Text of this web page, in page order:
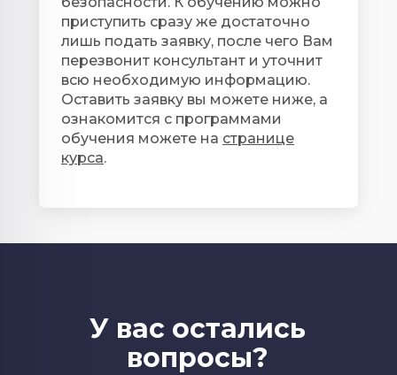
приступить сразу же достаточно
лишь подать заявку, после чего Вам
перезвонит консультант и уточнит
всю необходимую информацию.
Оставить заявку вы можете ниже, а
ознакомится с программами
обучения можете на странице
курса.
У вас остались
вопросы?